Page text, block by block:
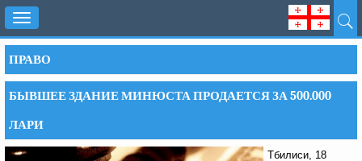
Toggle
navigation
ПРАВО
БЫВШЕЕ ЗДАНИЕ МИНЮСТА ПРОДАЕТСЯ ЗА 500.000
ЛАРИ
Тбилиси, 18